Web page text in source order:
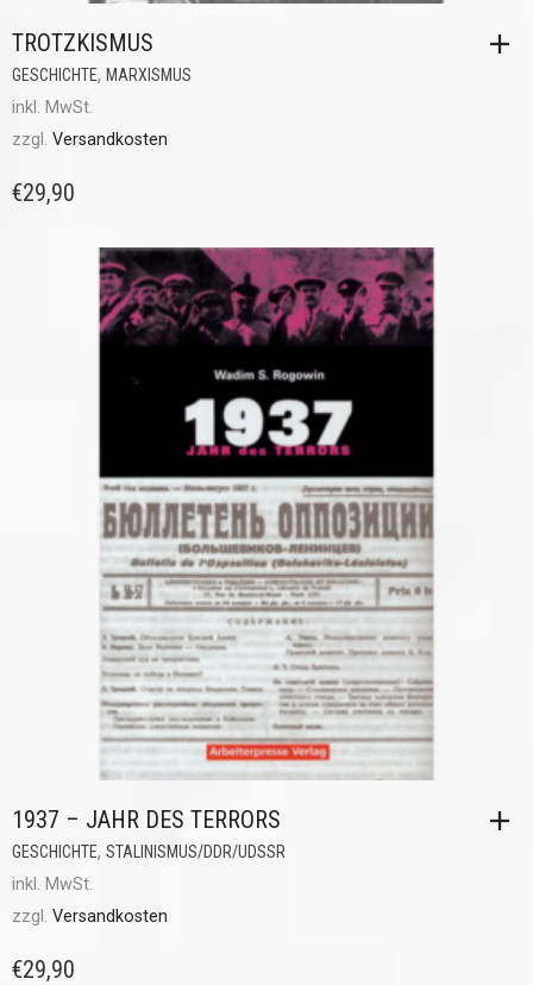
TROTZKISMUS
GESCHICHTE, MARXISMUS
inkl. MwSt.
zzgl. Versandkosten
€29,90
1937 – JAHR DES TERRORS
GESCHICHTE, STALINISMUS/DDR/UDSSR
inkl. MwSt.
zzgl. Versandkosten
€29,90